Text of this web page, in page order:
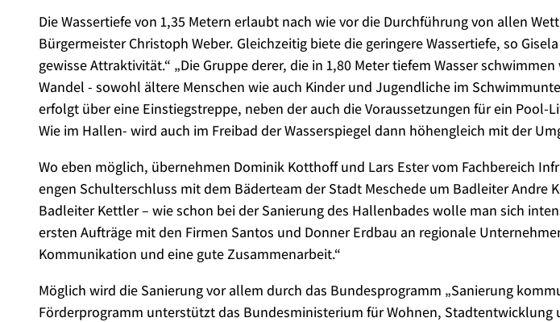
Die Wassertiefe von 1,35 Metern erlaubt nach wie vor die Durchführung von allen
Bürgermeister Christoph Weber. Gleichzeitig biete die geringere Wassertiefe, so
gewisse Attraktivität.“ „Die Gruppe derer, die in 1,80 Meter tiefem Wasser
Wandel - sowohl ältere Menschen wie auch Kinder und Jugendliche im
erfolgt über eine Einstiegstreppe, neben der auch die Voraussetzungen für ein
Wie im Hallen- wird auch im Freibad der Wasserspiegel dann höhengleich mit der
Wo eben möglich, übernehmen Dominik Kotthoff und Lars Ester vom Fachbereich
engen Schulterschluss mit dem Bäderteam der Stadt Meschede um Badleiter Andre
Badleiter Kettler – wie schon bei der Sanierung des Hallenbades wolle man sich
ersten Aufträge mit den Firmen Santos und Donner Erdbau an regionale
Kommunikation und eine gute Zusammenarbeit.“
Möglich wird die Sanierung vor allem durch das Bundesprogramm „Sanierung
Förderprogramm unterstützt das Bundesministerium für Wohnen,